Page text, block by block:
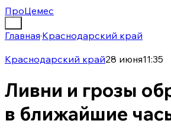
ПроЦемес
Главная·Краснодарский край
Краснодарский край28 июня11:35
Ливни и грозы
в ближайшие